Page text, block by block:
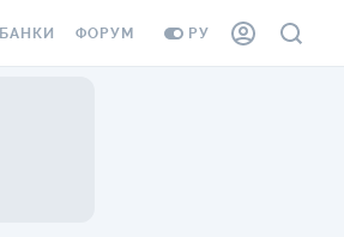
РУ
БАНКИ ФОРУМ